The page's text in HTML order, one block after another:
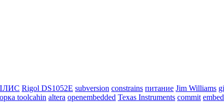
Rigol DS1052E subversion constrains питание Jim Williams
toolcahin altera openembedded Texas Instruments commit